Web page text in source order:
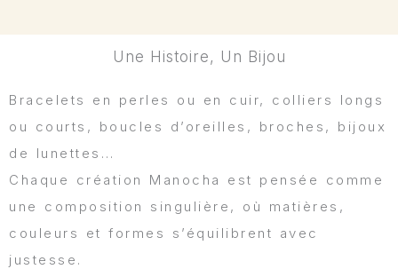
Une Histoire, Un Bijou
Bracelets en perles ou en cuir, colliers longs
ou courts, boucles d’oreilles, broches, bijoux
de lunettes…
Chaque création Manocha est pensée comme
une composition singulière, où matières,
couleurs et formes s’équilibrent avec
justesse.